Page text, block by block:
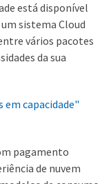
está disponível
sistema Cloud
vários pacotes
da sua
em capacidade"
pagamento
de nuvem